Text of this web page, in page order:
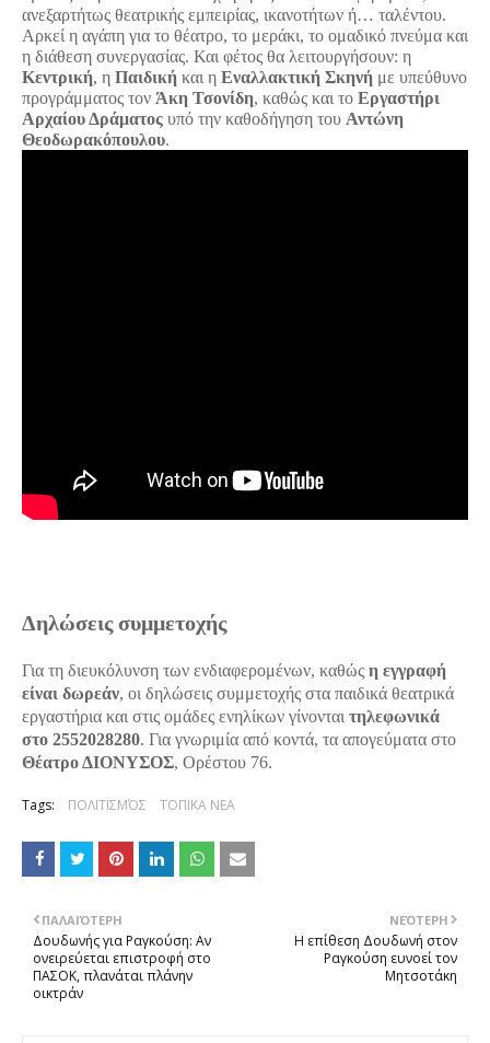
ανεξαρτήτως θεατρικής εμπειρίας, ικανοτήτων ή… ταλέντου.
Αρκεί η αγάπη για το θέατρο, το μεράκι, το ομαδικό πνεύμα και
η διάθεση συνεργασίας. Και φέτος θα λειτουργήσουν: η
Κεντρική, η Παιδική και η Εναλλακτική Σκηνή με υπεύθυνο
προγράμματος τον Άκη Τσονίδη, καθώς και το Εργαστήρι
Αρχαίου Δράματος υπό την καθοδήγηση του Αντώνη
Θεοδωρακόπουλου.
Δηλώσεις συμμετοχής
Για τη διευκόλυνση των ενδιαφερομένων, καθώς η εγγραφή
είναι δωρεάν, οι δηλώσεις συμμετοχής στα παιδικά θεατρικά
εργαστήρια και στις ομάδες ενηλίκων γίνονται τηλεφωνικά
στο 2552028280. Για γνωριμία από κοντά, τα απογεύματα στο
Θέατρο ΔΙΟΝΥΣΟΣ, Ορέστου 76.
Tags: ΠΟΛΙΤΙΣΜΌΣ ΤΟΠΙΚΑ ΝΕΑ
ΝΕΌΤΕΡΗ
Η επίθεση Δουδωνή στον
Ραγκούση ευνοεί τον
Μητσοτάκη
ΠΑΛΑΙΌΤΕΡΗ
Δουδωνής για Ραγκούση: Αν
ονειρεύεται επιστροφή στο
ΠΑΣΟΚ, πλανάται πλάνην
οικτράν